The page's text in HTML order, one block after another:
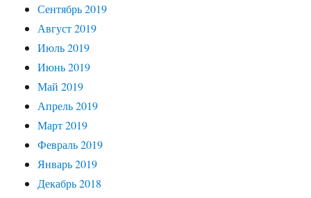
Сентябрь 2019
Август 2019
Июль 2019
Июнь 2019
Май 2019
Апрель 2019
Март 2019
Февраль 2019
Январь 2019
Декабрь 2018